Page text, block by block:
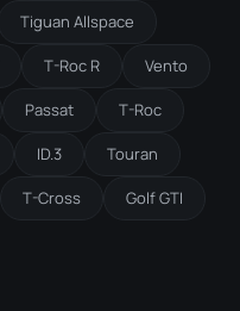
Tiguan Allspace
T-Roc R Vento
Passat T-Roc
ID.3 Touran
T-Cross Golf GTI